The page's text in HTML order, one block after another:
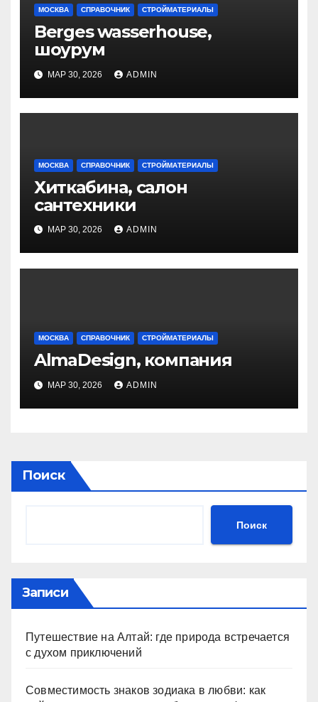
МОСКВА СПРАВОЧНИК СТРОЙМАТЕРИАЛЫ
Berges wasserhouse,
шоурум
МАР 30, 2026 ADMIN
МОСКВА СПРАВОЧНИК СТРОЙМАТЕРИАЛЫ
Хиткабина, салон
сантехники
МАР 30, 2026 ADMIN
МОСКВА СПРАВОЧНИК СТРОЙМАТЕРИАЛЫ
AlmaDesign, компания
МАР 30, 2026 ADMIN
Поиск
Поиск
Записи
Путешествие на Алтай: где природа встречается
с духом приключений
Совместимость знаков зодиака в любви: как